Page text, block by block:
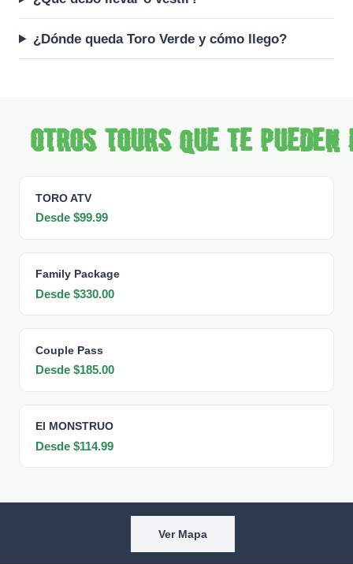
¿Dónde queda Toro Verde y cómo llego?
Otros tours que te
TORO ATV
Desde $99.99
Family Package
Desde $330.00
Couple Pass
Desde $185.00
El MONSTRUO
Desde $114.99
Ver Mapa